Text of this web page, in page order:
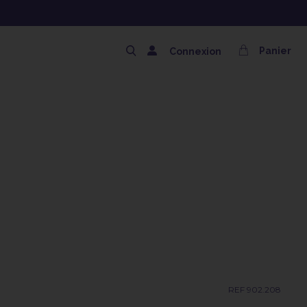
OFFERT AVEC LE CODE SOLAIRE
Connexion Panier
REF 902.208